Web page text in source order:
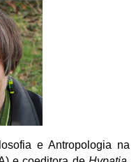
e Antropologia na